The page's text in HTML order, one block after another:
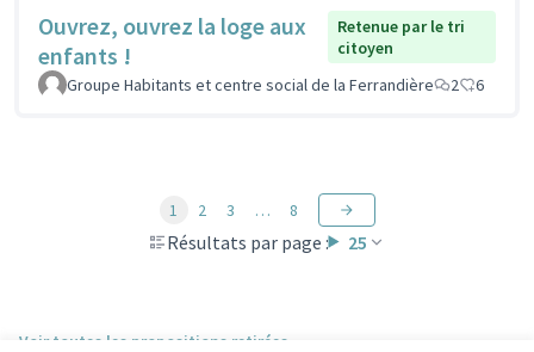
Ouvrez, ouvrez la loge aux
enfants !
Retenue par le tri
citoyen
Groupe Habitants et centre social de la Ferrandière
2 6
Résultats par page : 25
1 2 3 … 8
Voir toutes les propositions retirées